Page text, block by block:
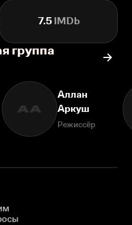
7.5IMDb
группа
АА
Аллан
Аркуш
Режиссёр